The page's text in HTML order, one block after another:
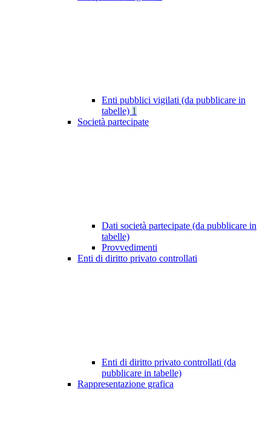
Enti pubblici vigilati (da pubblicare in
tabelle) 1
Società partecipate
Dati società partecipate (da pubblicare in
tabelle)
Provvedimenti
Enti di diritto privato controllati
Enti di diritto privato controllati (da
pubblicare in tabelle)
Rappresentazione grafica